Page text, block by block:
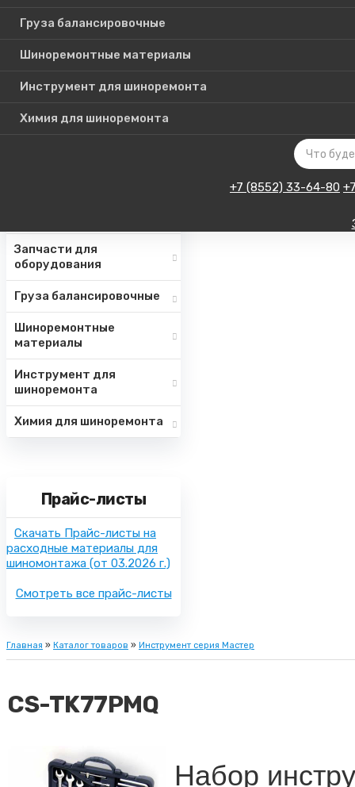
Груза балансировочные
Шиноремонтные материалы
Инструмент для шиноремонта
Химия для шиноремонта
+7 (8552) 33-64-80
Шиномонтажное
Запчасти для
оборудования
Груза балансировочные
Шиноремонтные
материалы
Инструмент для
шиноремонта
Химия для шиноремонта
Прайс-листы
Скачать Прайс-листы на
расходные материалы для
шиномонтажа (от 03.2026 г.)
Смотреть все прайс-листы
Главная » Каталог товаров » Инструмент серия Мастер
CS-TK77PMQ
Набор